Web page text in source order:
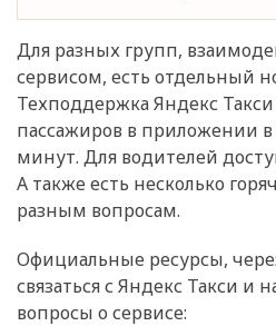
Для разных групп,
сервисом, есть отдельный
Техподдержка Яндекс
пассажиров в приложении
минут. Для водителей
А также есть несколько
разным вопросам.
Официальные ресурсы,
связаться с Яндекс Такси и
вопросы о сервисе: